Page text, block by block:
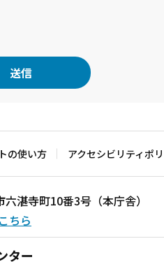
の使い方 アクセシビリティポ
湛寺町10番3号（本庁舎）
ちら
ター